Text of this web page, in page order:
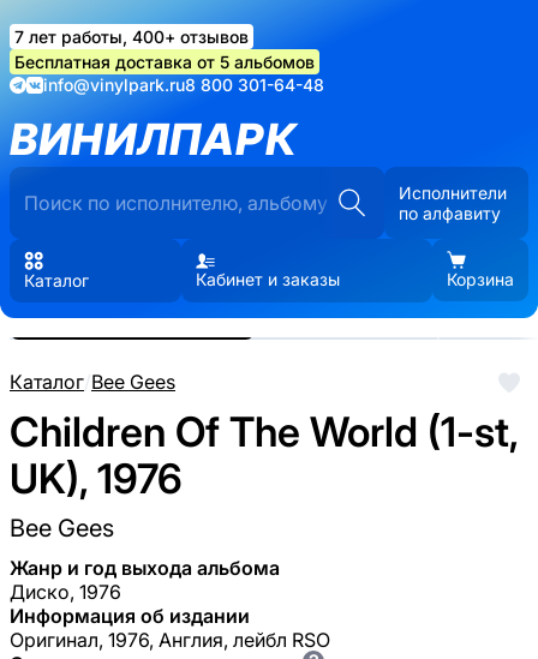
7 лет работы, 400+ отзывов
Бесплатная доставка от 5 альбомов
info@vinylpark.ru8 800 301-64-48
ВИНИЛПАРК
Исполнители
по алфавиту
Каталог Кабинет и заказы Корзина
Каталог/Bee Gees
Children Of The World (1-st,
UK), 1976
Bee Gees
Жанр и год выхода альбома
Диско, 1976
Информация об издании
Оригинал, 1976, Англия, лейбл RSO
Реальные фото пластинки.
Нажмите, чтобы увеличить